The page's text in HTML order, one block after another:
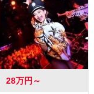
時給 1,177円 ～ / 月給（準社員） 28万円～